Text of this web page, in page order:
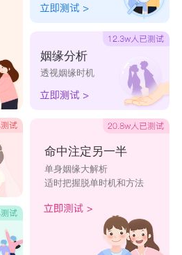
姻缘分析
透视姻缘时机
命中注定另一半
单身姻缘大解析
适时把握脱单时机和方法